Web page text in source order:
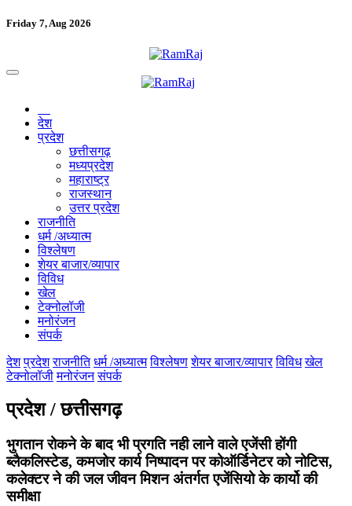
Friday 7, Aug 2026
देश
प्रदेश
छत्तीसगढ़
मध्यप्रदेश
महाराष्ट्र
राजस्थान
उत्तर प्रदेश
राजनीति
धर्म /अध्यात्म
विश्लेषण
शेयर बाजार/व्यापार
विविध
खेल
टेक्नोलॉजी
मनोरंजन
संपर्क
देश प्रदेश राजनीति धर्म /अध्यात्म विश्लेषण शेयर बाजार/व्यापार विविध खेल
टेक्नोलॉजी मनोरंजन संपर्क
प्रदेश / छत्तीसगढ़
भुगतान रोकने के बाद भी प्रगति नही लाने वाले एजेंसी होंगी
ब्लैकलिस्टेड, कमजोर कार्य निष्पादन पर कोऑर्डिनेटर को नोटिस,
कलेक्टर ने की जल जीवन मिशन अंतर्गत एजेंसियो के कार्यो की
समीक्षा